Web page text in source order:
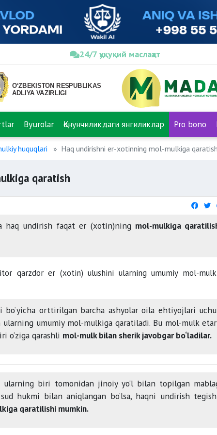
24/7 ҳуқуқий маслаҳат
Byurolar Қонунчиликдаги янгиликлар Pro bono
huquqlari Haq undirishni er-xotinning mol-mulkiga
qaratish
haq undirish faqat er (xotin)ning mol-mulkiga
qarzdor er (xotin) ulushini ularning umumiy mol-
orttirilgan barcha ashyolar oila ehtiyojlari
umumiy mol-mulkiga qaratiladi. Bu mol-mulk
o‘ziga qarashli mol-mulk bilan sherik javobgar bo‘ladilar.
biri tomonidan jinoiy yo‘l bilan topilgan
hukmi bilan aniqlangan bo‘lsa, haqni undirish
qaratilishi mumkin.